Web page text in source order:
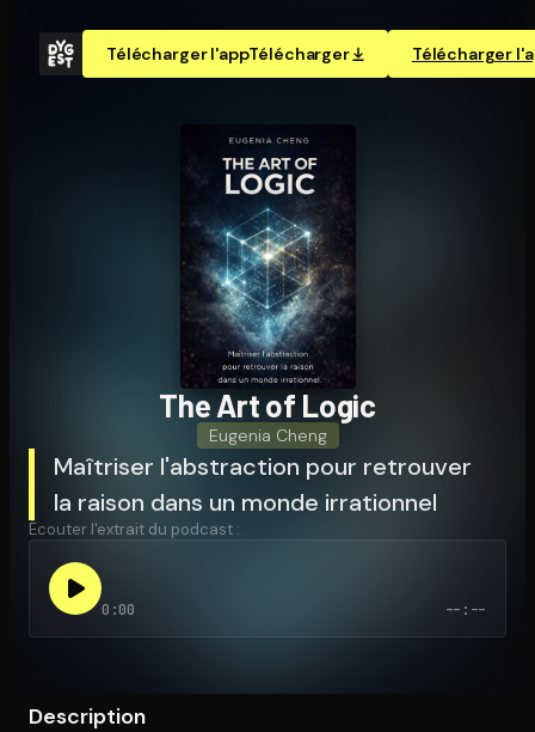
Télécharger l'appTélécharger Télécharger
Ouvre l'app Appareil photo, pointe sur le code. C'est gratuit à
The Art of Logic
Eugenia Cheng
Maîtriser l'abstraction pour retrouver
la raison dans un monde irrationnel
Écouter l'extrait du podcast :
0:00 --:--
Description